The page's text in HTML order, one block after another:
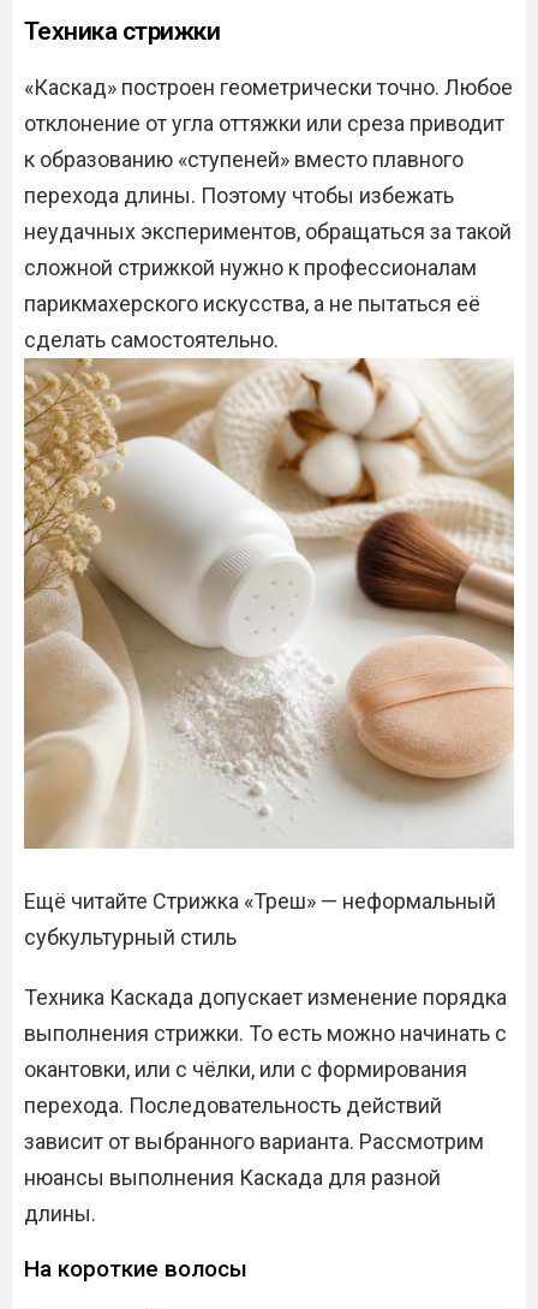
Техника стрижки
«Каскад» построен геометрически точно. Любое
отклонение от угла оттяжки или среза приводит
к образованию «ступеней» вместо плавного
перехода длины. Поэтому чтобы избежать
неудачных экспериментов, обращаться за такой
сложной стрижкой нужно к профессионалам
парикмахерского искусства, а не пытаться её
сделать самостоятельно.
Ещё читайте Стрижка «Треш» — неформальный
субкультурный стиль
Техника Каскада допускает изменение порядка
выполнения стрижки. То есть можно начинать с
окантовки, или с чёлки, или с формирования
перехода. Последовательность действий
зависит от выбранного варианта. Рассмотрим
нюансы выполнения Каскада для разной
длины.
На короткие волосы